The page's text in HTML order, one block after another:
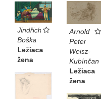
Arnold
Peter
Weisz-
Kubínčan
Ležiaca
žena
Jindřich
Boška
Ležiaca
žena